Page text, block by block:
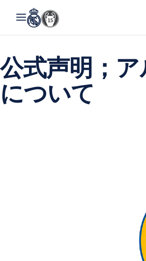
公式声明；
について